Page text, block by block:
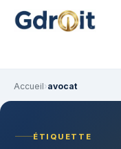
Accueil›avocat
ÉTIQUETTE